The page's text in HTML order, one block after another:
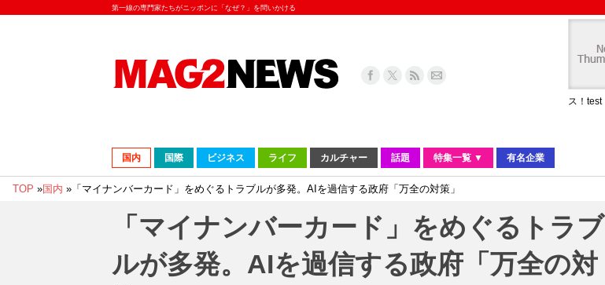
第一線の専門家たちがニッポンに「なぜ？」を問いかける
ス！test
国内 国際 ビジネス ライフ カルチャー 話題 特集一覧 ▼ 有名企業
TOP »国内 » 「マイナンバーカード」をめぐるトラブルが多発。AIを過信する政府「万全の対策」
「マイナンバーカード」をめぐるトラブ
ルが多発。AIを過信する政府「万全の対